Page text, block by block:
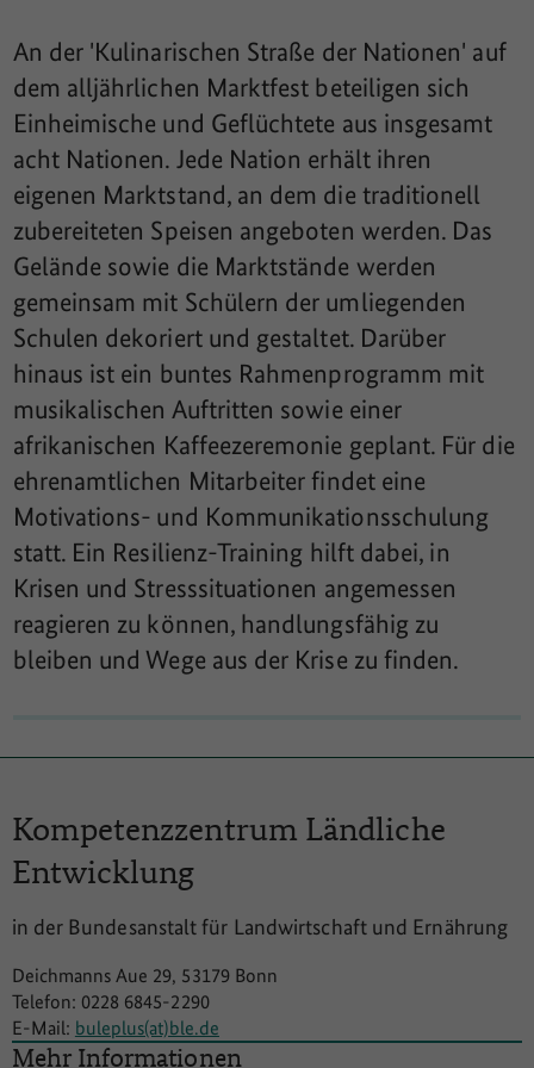
An der 'Kulinarischen Straße der Nationen' auf
dem alljährlichen Marktfest beteiligen sich
Einheimische und Geflüchtete aus insgesamt
acht Nationen. Jede Nation erhält ihren
eigenen Marktstand, an dem die traditionell
zubereiteten Speisen angeboten werden. Das
Gelände sowie die Marktstände werden
gemeinsam mit Schülern der umliegenden
Schulen dekoriert und gestaltet. Darüber
hinaus ist ein buntes Rahmenprogramm mit
musikalischen Auftritten sowie einer
afrikanischen Kaffeezeremonie geplant. Für die
ehrenamtlichen Mitarbeiter findet eine
Motivations- und Kommunikationsschulung
statt. Ein Resilienz-Training hilft dabei, in
Krisen und Stresssituationen angemessen
reagieren zu können, handlungsfähig zu
bleiben und Wege aus der Krise zu finden.
Kompetenzzentrum Ländliche
Entwicklung
in der Bundesanstalt für Landwirtschaft und Ernährung
Deichmanns Aue 29, 53179 Bonn
Telefon: 0228 6845-2290
E-Mail: buleplus(at)ble.de
Mehr Informationen